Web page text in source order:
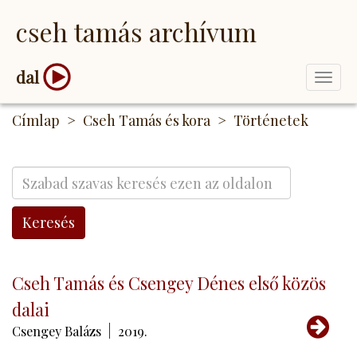
cseh tamás archívum
dal
Címlap Cseh Tamás és kora Történetek
Keresés
Cseh Tamás és Csengey Dénes első közös
dalai
Csengey Balázs 2019.